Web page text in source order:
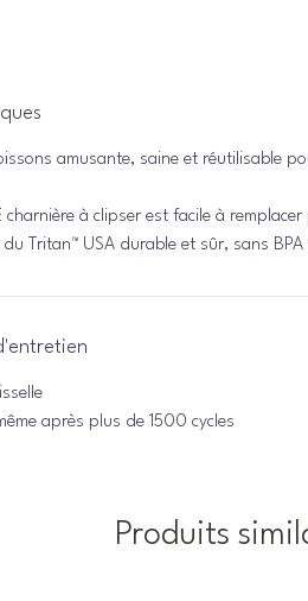
amusante, saine et réutilisable
charnière à clipser est facile à
du Tritan™ USA durable et sûr, sans
après plus de 1500 cycles
Produits